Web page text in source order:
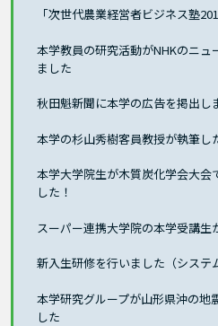
「次世代農業経営者ビジネス塾
本学教員の研究活動がNHKのニュ
ました
秋田魁新聞に本学の広告を掲出し
本学の杉山秀樹客員教授が執筆し
本学大学院生が木質炭化学会大会
した！
スーパー連携大学院の本学受講
新入生研修を行いました（システ
本学研究グループが山形県沖の地
した